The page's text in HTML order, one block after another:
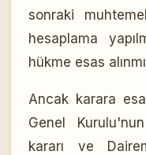
sonraki
hesaplama
hükme esas
Ancak karara
Genel
kararı ve